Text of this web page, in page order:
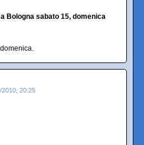
Bologna sabato 15, domenica
2010, 20:25